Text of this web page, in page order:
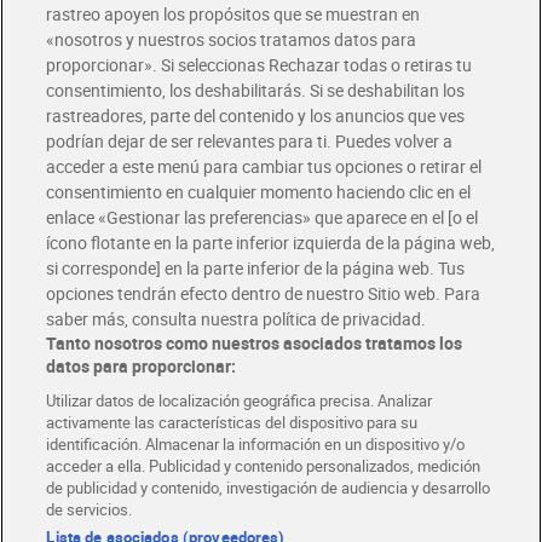
Glovo y Uber Eats
Solicita tu factura de Glovo o Uber Eats
Únete al CLUB Dia
Disfruta las ventajas y ofertas exclusivas.
Descárgate la APP Dia
Folletos y Tiendas
Descubre las mejores ofertas y busca tu tienda más cercana
Tarjeta MaX Dia
Te devuelve hasta 8€/mes de tus compras.
¡Solicita tu tarjeta de crédito aquí!
COMER MEJOR CADA DIA
COLABORA CON DIA ABRE TU TIENDA DIA CORPORATE
rastreo apoyen los propósitos que se muestran en
«nosotros y nuestros socios tratamos datos para
proporcionar». Si seleccionas Rechazar todas o retiras tu
consentimiento, los deshabilitarás. Si se deshabilitan los
rastreadores, parte del contenido y los anuncios que ves
podrían dejar de ser relevantes para ti. Puedes volver a
acceder a este menú para cambiar tus opciones o retirar el
consentimiento en cualquier momento haciendo clic en el
enlace «Gestionar las preferencias» que aparece en el [o el
ícono flotante en la parte inferior izquierda de la página web,
si corresponde] en la parte inferior de la página web. Tus
opciones tendrán efecto dentro de nuestro Sitio web. Para
saber más, consulta nuestra política de privacidad.
Tanto nosotros como nuestros asociados tratamos los
datos para proporcionar:
Utilizar datos de localización geográfica precisa. Analizar
activamente las características del dispositivo para su
identificación. Almacenar la información en un dispositivo y/o
acceder a ella. Publicidad y contenido personalizados, medición
de publicidad y contenido, investigación de audiencia y desarrollo
de servicios.
Lista de asociados (proveedores)